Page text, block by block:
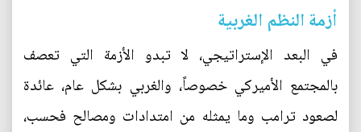
أزمة النظم الغربية
في البعد الإستراتيجي، لا تبدو الأزمة التي تعصف
بالمجتمع الأميركي خصوصاً، والغربي بشكل عام، عائدة
لصعود ترامب وما يمثله من امتدادات ومصالح فحسب،